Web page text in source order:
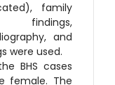
family
and
were used.
BHS cases
female. The